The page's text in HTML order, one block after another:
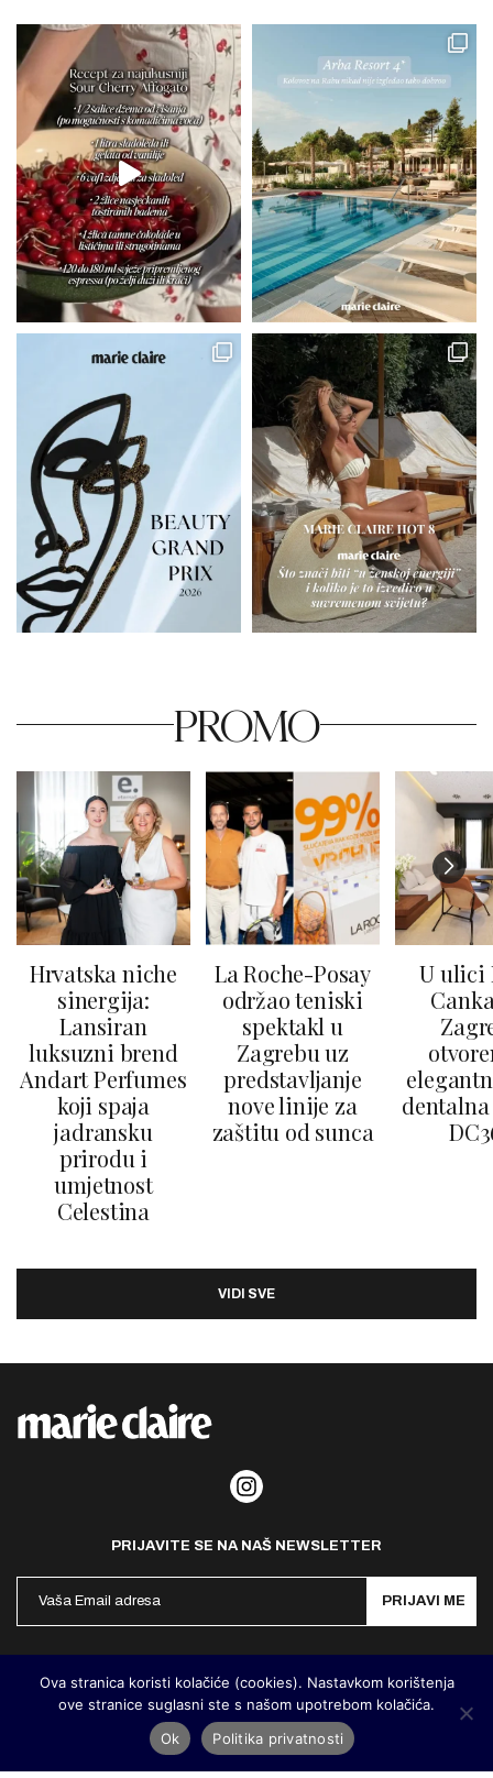
PROMO
Hrvatska niche
sinergija:
Lansiran
luksuzni brend
Andart Perfumes
koji spaja
jadransku
prirodu i
umjetnost
Celestina
La Roche-Posay
održao teniski
spektakl u
Zagrebu uz
predstavljanje
nove linije za
zaštitu od sunca
U ulici
VIDI SVE
PRIJAVITE SE NA NAŠ NEWSLETTER
PRIJAVI ME
MarieClaire Hrvatska 2026. Designed and developed by Cubes
Ova stranica koristi kolačiće (cookies). Nastavkom korištenja
ove stranice suglasni ste s našom upotrebom kolačića.
Ok
Politika privatnosti